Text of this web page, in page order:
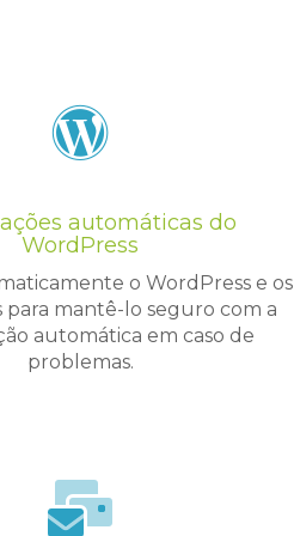
automáticas do
WordPress
o WordPress e os
para mantê-lo seguro com a
automática em caso de
problemas.